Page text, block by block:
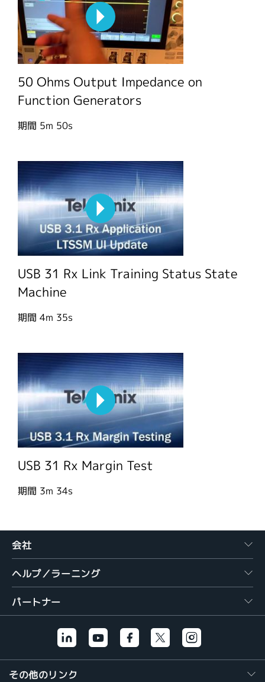
50 Ohms Output Impedance on
Function Generators
期間 5m 50s
USB 31 Rx Link Training Status State
Machine
期間 4m 35s
USB 31 Rx Margin Test
期間 3m 34s
会社
ヘルプ／ラーニング
パートナー
その他のリンク